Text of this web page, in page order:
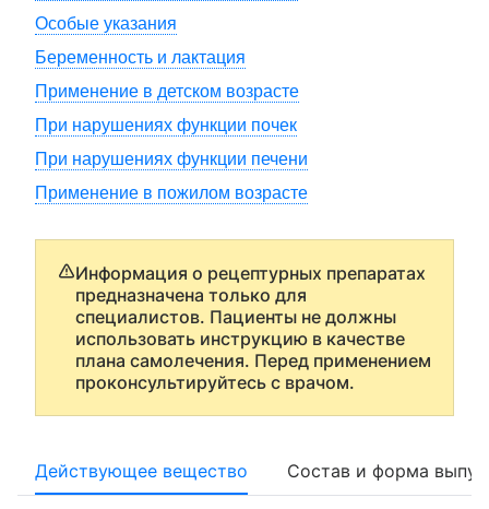
Особые указания
Беременность и лактация
Применение в детском возрасте
При нарушениях функции почек
При нарушениях функции печени
Применение в пожилом возрасте
Информация о рецептурных препаратах
предназначена только для
специалистов. Пациенты не должны
использовать инструкцию в качестве
плана самолечения. Перед применением
проконсультируйтесь с врачом.
Действующее вещество Состав и форма